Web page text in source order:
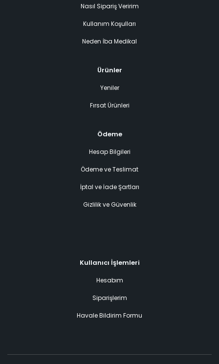
Nasıl Sipariş Veririm
Kullanım Koşulları
Neden İba Medikal
Ürünler
Yeniler
Fırsat Ürünleri
Ödeme
Hesap Bilgileri
Ödeme ve Teslimat
İptal ve İade Şartları
Gizlilik ve Güvenlik
Kullanıcı İşlemleri
Hesabım
Siparişlerim
Havale Bildirim Formu